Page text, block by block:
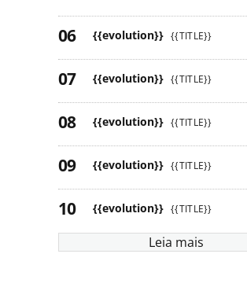
{{evolution}} {{TITLE}}
{{evolution}} {{TITLE}}
{{evolution}} {{TITLE}}
{{evolution}} {{TITLE}}
{{evolution}} {{TITLE}}
Leia mais